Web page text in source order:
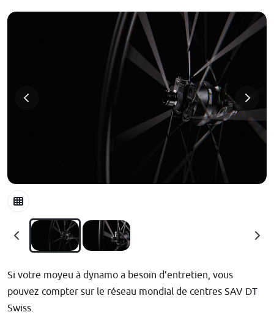
Si votre moyeu à dynamo a besoin d’entretien, vous
pouvez compter sur le réseau mondial de centres SAV DT
Swiss.